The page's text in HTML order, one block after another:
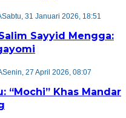
Sabtu, 31 Januari 2026, 18:51
Sayyid Mengga:
Senin, 27 April 2026, 08:07
“Mochi” Khas Mandar